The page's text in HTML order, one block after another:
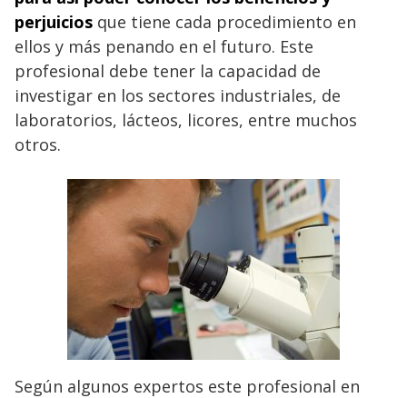
perjuicios que tiene cada procedimiento en
ellos y más penando en el futuro. Este
profesional debe tener la capacidad de
investigar en los sectores industriales, de
laboratorios, lácteos, licores, entre muchos
otros.
Según algunos expertos este profesional en